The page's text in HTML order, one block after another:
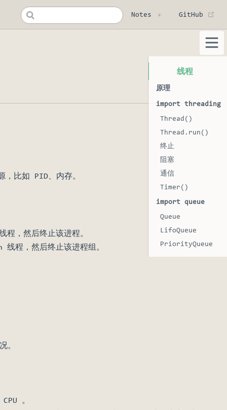
Notes GitHub
，比如 PID、内存。
，然后终止该进程。
程，然后终止该进程组。
。
。
线程
原理
import threading
Thread()
Thread.run()
终止
阻塞
通信
Timer()
import queue
Queue
LifoQueue
PriorityQueue